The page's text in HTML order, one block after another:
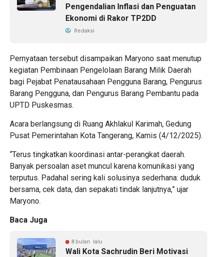
Pengendalian Inflasi dan Penguatan
Ekonomi di Rakor TP2DD
Redaksi
Pernyataan tersebut disampaikan Maryono saat menutup
kegiatan Pembinaan Pengelolaan Barang Milik Daerah
bagi Pejabat Penatausahaan Pengguna Barang, Pengurus
Barang Pengguna, dan Pengurus Barang Pembantu pada
UPTD Puskesmas.
Acara berlangsung di Ruang Akhlakul Karimah, Gedung
Pusat Pemerintahan Kota Tangerang, Kamis (4/12/2025).
“Terus tingkatkan koordinasi antar-perangkat daerah.
Banyak persoalan aset muncul karena komunikasi yang
terputus. Padahal sering kali solusinya sederhana: duduk
bersama, cek data, dan sepakati tindak lanjutnya,” ujar
Maryono.
Baca Juga
8 bulan lalu
Wali Kota Sachrudin Beri Motivasi